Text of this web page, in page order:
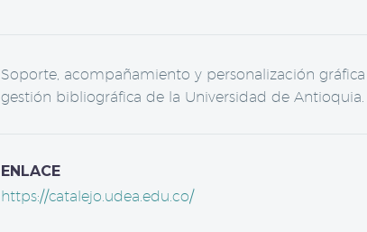
Soporte, acompañamiento y personalización
gestión bibliográfica de la Universidad de Antioquia.
ENLACE
https://catalejo.udea.edu.co/